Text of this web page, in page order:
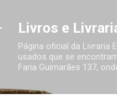
Livros e
Página oficial da Livraria
usados que se
Faria Guimarães 137,